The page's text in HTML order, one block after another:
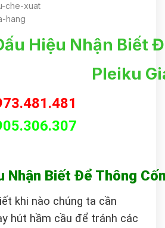
che-xuat
hang
Hiệu Nhận Biết
Pleiku
Nhận Biết Để Thông
khi nào chúng ta cần
hút hầm cầu để tránh các